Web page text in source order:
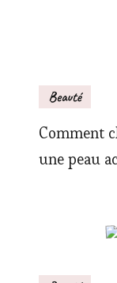
Beauté
Comment
une peau